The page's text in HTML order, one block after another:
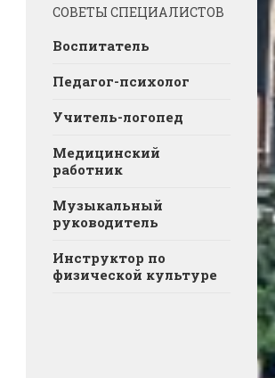
СОВЕТЫ СПЕЦИАЛИСТОВ
Воспитатель
Педагог-психолог
Учитель-логопед
Медицинский
работник
Музыкальный
руководитель
Инструктор по
физической культуре